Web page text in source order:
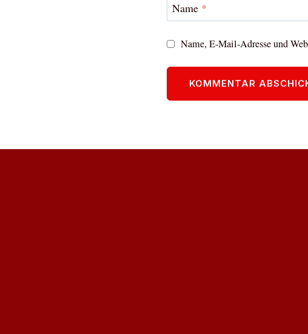
Name *
Name, E-Mail-Adresse und